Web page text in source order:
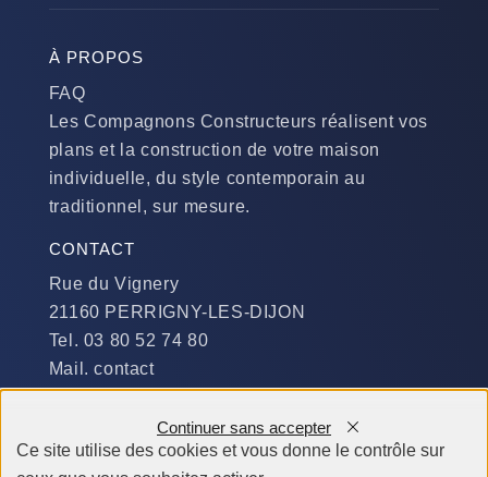
À PROPOS
FAQ
Les Compagnons Constructeurs réalisent vos
plans et la construction de votre maison
individuelle, du style contemporain au
traditionnel, sur mesure.
CONTACT
Rue du Vignery
21160 PERRIGNY-LES-DIJON
Tel. 03 80 52 74 80
Mail. contact
Du Lundi au Jeudi :
Ce site utilise des cookies et vous donne le contrôle sur
Continuer sans accepter